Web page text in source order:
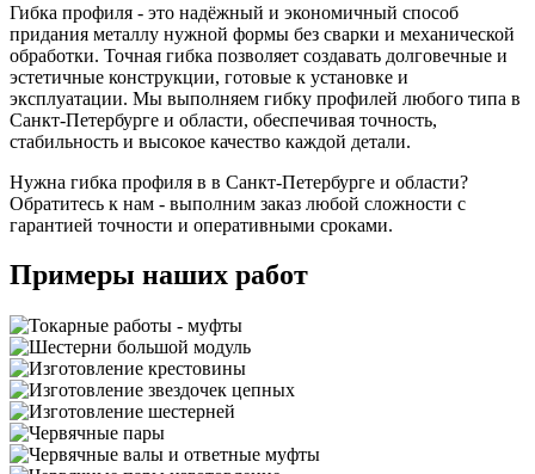
Гибка профиля - это надёжный и экономичный способ
придания металлу нужной формы без сварки и механической
обработки. Точная гибка позволяет создавать долговечные и
эстетичные конструкции, готовые к установке и
эксплуатации. Мы выполняем гибку профилей любого типа в
Санкт-Петербурге и области, обеспечивая точность,
стабильность и высокое качество каждой детали.
Нужна гибка профиля в в Санкт-Петербурге и области?
Обратитесь к нам - выполним заказ любой сложности с
гарантией точности и оперативными сроками.
Примеры наших работ